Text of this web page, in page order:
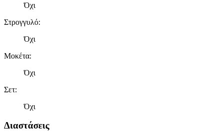
Όχι
Στρογγυλό:
Όχι
Μοκέτα:
Όχι
Σετ:
Όχι
Διαστάσεις